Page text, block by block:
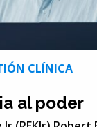
CLÍNICA
al poder